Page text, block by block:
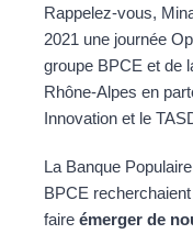
Rappelez-vous,
2021 une journée
groupe BPCE et de
Rhône-Alpes en
Innovation et le
La Banque
BPCE
faire émerger de